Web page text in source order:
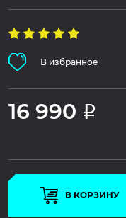
В избранное
16 990 Р
В КОРЗИНУ